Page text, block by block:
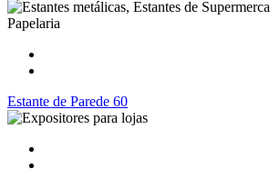
Estante de Parede 60